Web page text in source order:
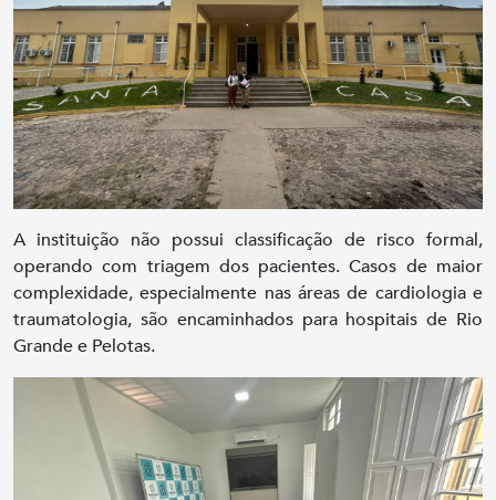
A instituição não possui classificação de risco formal,
operando com triagem dos pacientes. Casos de maior
complexidade, especialmente nas áreas de cardiologia e
traumatologia, são encaminhados para hospitais de Rio
Grande e Pelotas.